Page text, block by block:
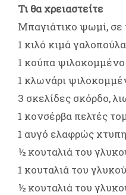
Τι θα χρειαστείτε
Μπαγιάτικο ψωμί, σε
1 κιλό κιμά
1 κούπα
1 κλωνάρι
3 σκελίδες σκόρδο,
1 κονσέρβα πελτές
1 αυγό ελαφρώς
½ κουταλιά του
1 κουταλιά του
½ κουταλιά του